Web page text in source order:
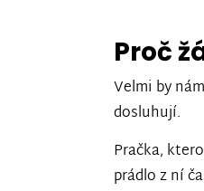
Proč
Velmi by
dosluhují.
Pračka,
prádlo z ní